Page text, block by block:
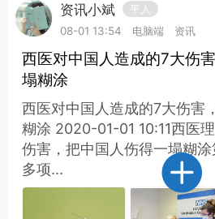
小海（HAi）
明胃经
0
谷气为根，心
《黄帝内经》脾
谦济书童
资讯小斌
平人
08-01 13:54
电脑端 资讯
西医对中国人造成的7大伤
塌糊涂
西医对中国人造成的7大伤害
糊涂 2020-01-01 10:11西医
伤害，把中国人伤得一塌糊
多项...